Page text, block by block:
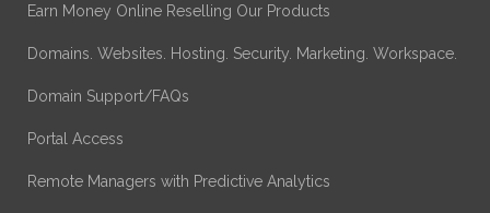
Earn Money Online Reselling Our Products
Domains. Websites. Hosting. Security. Marketing. Workspace.
Domain Support/FAQs
Portal Access
Remote Managers with Predictive Analytics